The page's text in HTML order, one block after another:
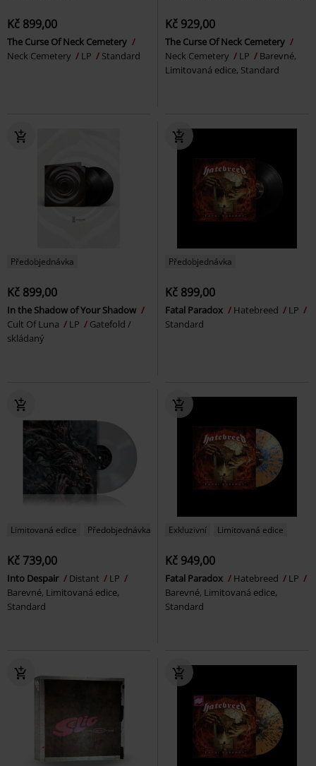
Kč 899,00
The Curse Of Neck Cemetery
Neck Cemetery
LP Standard
Kč 929,00
The Curse Of Neck Cemetery
Neck Cemetery
LP
Barevné,
Limitovaná edice, Standard
Předobjednávka
Kč 899,00
In the Shadow of Your Shadow
Cult Of Luna
LP
Gatefold /
skládaný
Předobjednávka
Kč 899,00
Fatal Paradox Hatebreed
LP
Standard
Limitovaná edice Předobjednávka
Kč 739,00
Into Despair Distant
LP
Barevné, Limitovaná edice,
Standard
Exkluzivní Limitovaná edice
Kč 949,00
Fatal Paradox Hatebreed
LP
Barevné, Limitovaná edice,
Standard